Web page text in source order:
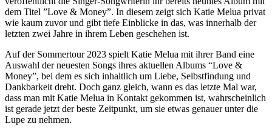
dem Titel ”Love & Money”. In diesem zeigt sich Katie Melua privat
wie kaum zuvor und gibt tiefe Einblicke in das, was innerhalb der
letzten zwei Jahre in ihrem Leben geschehen ist.
Auf der Sommertour 2023 spielt Katie Melua mit ihrer Band eine
Auswahl der neuesten Songs ihres aktuellen Albums “Love &
Money”, bei dem es sich inhaltlich um Liebe, Selbstfindung und
Dankbarkeit dreht. Doch ganz gleich, wann es das letzte Mal war,
dass man mit Katie Melua in Kontakt gekommen ist, wahrscheinlich
ist gerade jetzt der beste Zeitpunkt, um sie etwas genauer unter die
Lupe zu nehmen.